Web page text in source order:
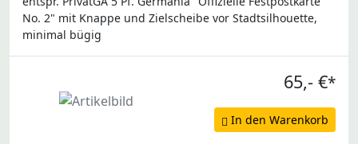
No. 2" mit Knappe und Zielscheibe vor Stadtsilhouette,
minimal bügig
65,- €*
In den Warenkorb